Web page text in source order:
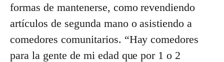
formas de mantenerse, como revendiendo
artículos de segunda mano o asistiendo a
comedores comunitarios. “Hay comedores
para la gente de mi edad que por 1 o 2